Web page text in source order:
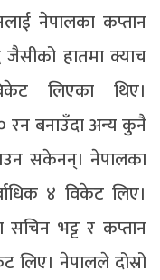
नेपालका कप्तान
जैसीको हातमा क्याच
लिएका थिए।
रन बनाउँदा अन्य कुनै
सकेनन्। नेपालका
४ विकेट लिए।
भट्ट र कप्तान
लिए। नेपालले दोस्रो